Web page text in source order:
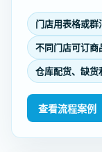
门店用表格或
不同门店可订商
仓库配货、缺货
查看流程案例